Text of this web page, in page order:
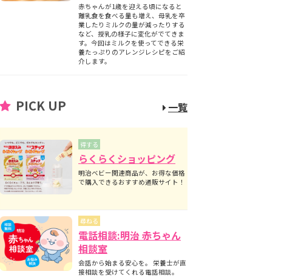
赤ちゃんが1歳を迎える頃になると
離乳食を食べる量も増え、母乳を卒
業したりミルクの量が減ったりする
など、授乳の様子に変化がでてきま
す。今回はミルクを使ってできる栄
養たっぷりのアレンジレシピをご紹
介します。
PICK UP 一覧
得する
らくらくショッピング
明治ベビー関連商品が、お得な価格
で購入できるおすすめ通販サイト！
尋ねる
電話相談:明治 赤ちゃん
相談室
会話から始まる安心を。 栄養士が直
接相談を受けてくれる電話相談。